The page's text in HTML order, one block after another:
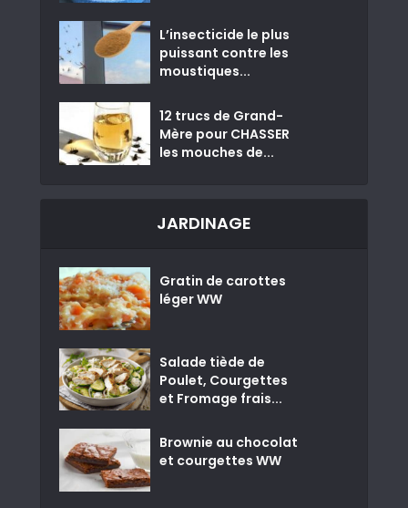
L’insecticide le plus
puissant contre les
moustiques...
12 trucs de Grand-
Mère pour CHASSER
les mouches de...
JARDINAGE
Gratin de carottes
léger WW
Salade tiède de
Poulet, Courgettes
et Fromage frais...
Brownie au chocolat
et courgettes WW